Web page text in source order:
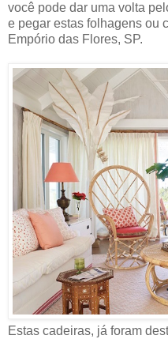
você pode dar uma volta
e pegar estas folhagens ou
Empório das Flores, SP.
Estas cadeiras, já foram